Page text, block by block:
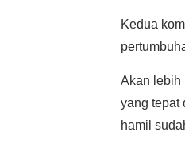
Kedua
Akan lebih
yang tepat
hamil